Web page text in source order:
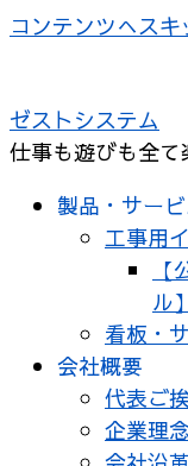
コンテンツへスキ
ゼストシステム
仕事も遊びも全て
製品・サー
工事用
ル】
看板・
会社概要
代表ご
企業理